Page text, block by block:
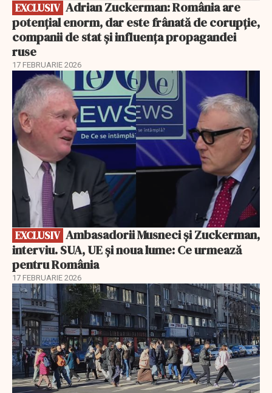
EXCLUSIV
potențial enorm, dar este frânată de corupție,
companii de stat și influența propagandei
ruse
17 FEBRUARIE 2026
EXCLUSIV
EXCLUSIV
interviu. SUA, UE și noua lume: Ce urmează
pentru România
17 FEBRUARIE 2026